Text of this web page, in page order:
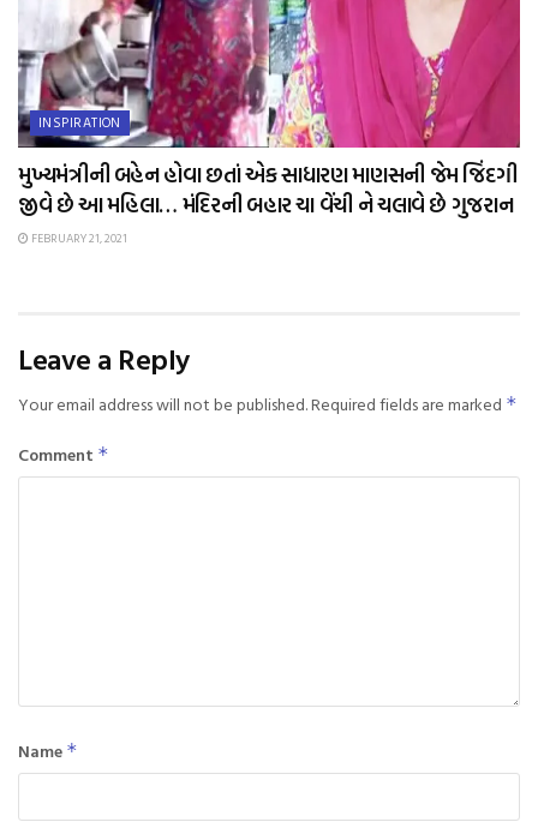
INSPIRATION
મુખ્યમંત્રીની બહેન હોવા છતાં એક સાધારણ માણસની જેમ જિંદગી
જીવે છે આ મહિલા… મંદિરની બહાર ચા વેંચી ને ચલાવે છે ગુજરાન
FEBRUARY 21, 2021
Leave a Reply
Your email address will not be published.Required fields are marked *
Comment *
Name *